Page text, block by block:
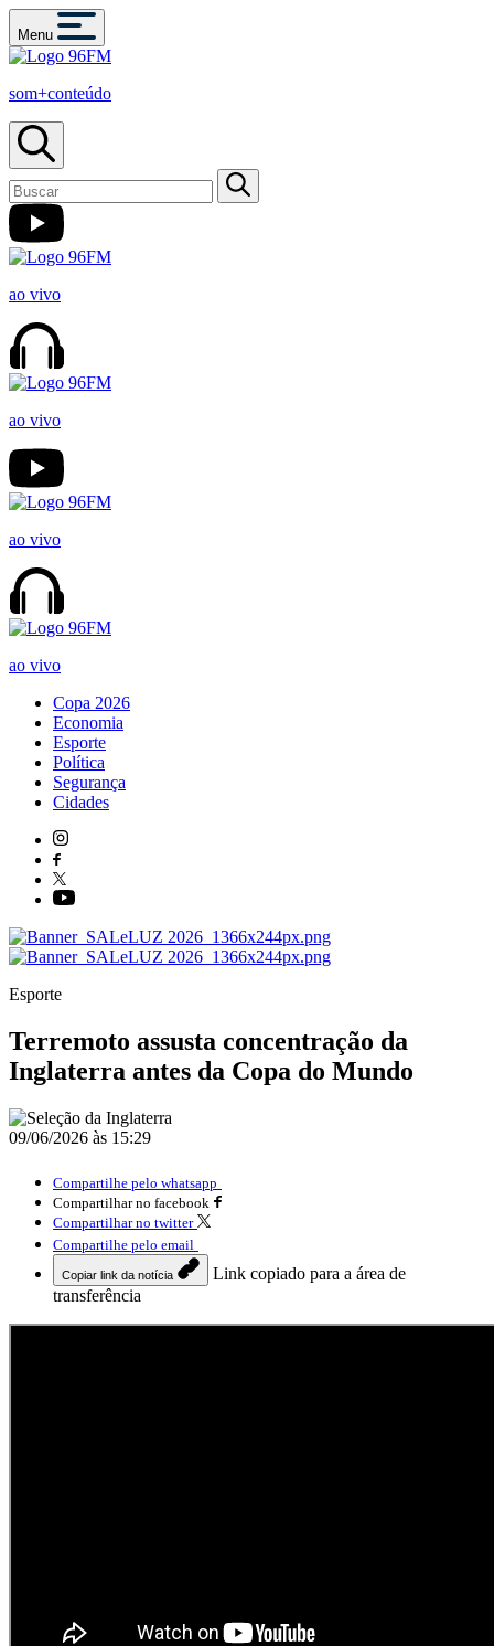
Menu
som+conteúdo
ao vivo
ao vivo
ao vivo
ao vivo
Copa 2026
Economia
Esporte
Política
Segurança
Cidades
Esporte
Terremoto assusta concentração da
Inglaterra antes da Copa do Mundo
09/06/2026 às 15:29
Compartilhe pelo whatsapp
Compartilhar no facebook
Compartilhar no twitter
Compartilhe pelo email
Copiar link da notícia
Link copiado para a área de
transferência